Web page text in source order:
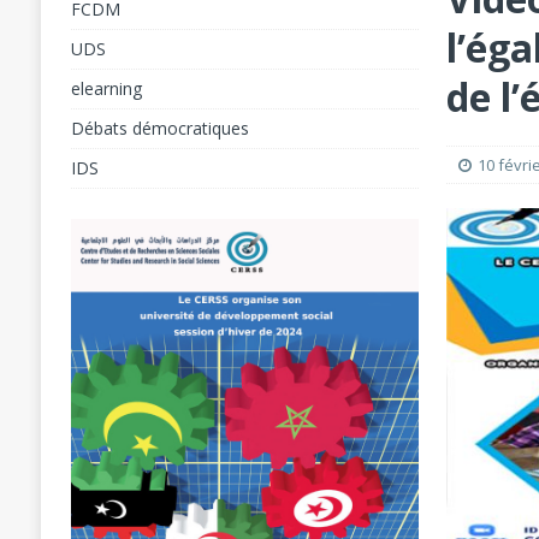
Atelier sur l’égalité,
de
10
FCDM
UDS
elearning
Débats démocratiques
IDS